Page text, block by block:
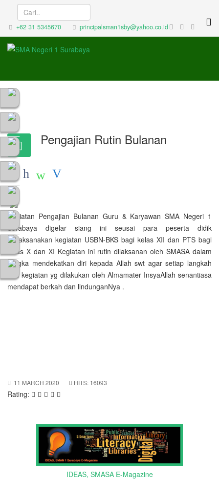
+62 31 5345670 principalsman1sby@yahoo.co.id
Pengajian Rutin Bulanan
Kegiatan Pengajian Bulanan Guru & Karyawan SMA Negeri 1
Surabaya digelar siang ini seusai para peserta didik
melaksanakan kegiatan USBN-BKS bagi kelas XII dan PTS bagi
kelas X dan XI Kegiatan ini rutin dilaksanan oleh SMASA dalam
rangka mendekatkan diri kepada Allah swt agar setiap langkah
dan kegiatan yg dilakukan oleh Almamater InsyaAllah senantiasa
mendapat berkah dan lindunganNya .
11 MARCH 2020 HITS: 16093
Rating:
IDEAS, SMASA E-Magazine